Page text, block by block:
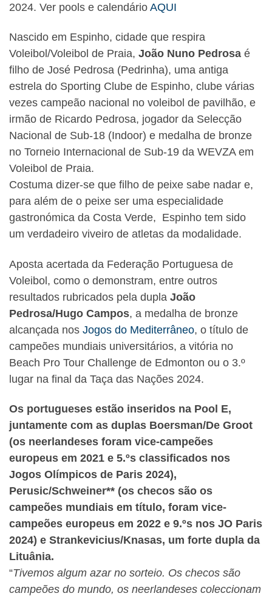
2024. Ver pools e calendário AQUI
Nascido em Espinho, cidade que respira
Voleibol/Voleibol de Praia, João Nuno Pedrosa é
filho de José Pedrosa (Pedrinha), uma antiga
estrela do Sporting Clube de Espinho, clube várias
vezes campeão nacional no voleibol de pavilhão, e
irmão de Ricardo Pedrosa, jogador da Selecção
Nacional de Sub-18 (Indoor) e medalha de bronze
no Torneio Internacional de Sub-19 da WEVZA em
Voleibol de Praia.
Costuma dizer-se que filho de peixe sabe nadar e,
para além de o peixe ser uma especialidade
gastronómica da Costa Verde, Espinho tem sido
um verdadeiro viveiro de atletas da modalidade.
Aposta acertada da Federação Portuguesa de
Voleibol, como o demonstram, entre outros
resultados rubricados pela dupla João
Pedrosa/Hugo Campos, a medalha de bronze
alcançada nos Jogos do Mediterrâneo, o título de
campeões mundiais universitários, a vitória no
Beach Pro Tour Challenge de Edmonton ou o 3.º
lugar na final da Taça das Nações 2024.
Os portugueses estão inseridos na Pool E,
juntamente com as duplas Boersman/De Groot
(os neerlandeses foram vice-campeões
europeus em 2021 e 5.ºs classificados nos
Jogos Olímpicos de Paris 2024),
Perusic/Schweiner** (os checos são os
campeões mundiais em título, foram vice-
campeões europeus em 2022 e 9.ºs nos JO Paris
2024) e Strankevicius/Knasas, um forte dupla da
Lituânia.
“Tivemos algum azar no sorteio. Os checos são
campeões do mundo, os neerlandeses coleccionam